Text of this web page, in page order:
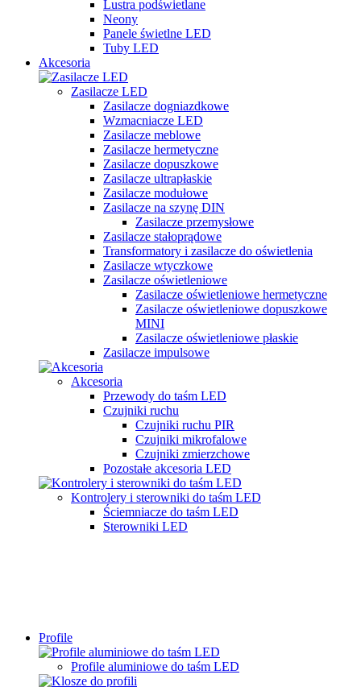
Lustra podświetlane
Neony
Panele świetlne LED
Tuby LED
Akcesoria
Zasilacze LED
Zasilacze dogniazdkowe
Wzmacniacze LED
Zasilacze meblowe
Zasilacze hermetyczne
Zasilacze dopuszkowe
Zasilacze ultrapłaskie
Zasilacze modułowe
Zasilacze na szynę DIN
Zasilacze przemysłowe
Zasilacze stałoprądowe
Transformatory i zasilacze do oświetlenia
Zasilacze wtyczkowe
Zasilacze oświetleniowe
Zasilacze oświetleniowe hermetyczne
Zasilacze oświetleniowe dopuszkowe
MINI
Zasilacze oświetleniowe płaskie
Zasilacze impulsowe
Akcesoria
Przewody do taśm LED
Czujniki ruchu
Czujniki ruchu PIR
Czujniki mikrofalowe
Czujniki zmierzchowe
Pozostałe akcesoria LED
Kontrolery i sterowniki do taśm LED
Ściemniacze do taśm LED
Sterowniki LED
Profile
Profile aluminiowe do taśm LED